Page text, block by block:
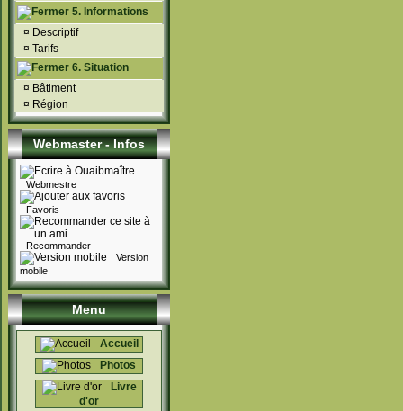
5. Informations
¤ Descriptif
¤ Tarifs
6. Situation
¤ Bâtiment
¤ Région
Webmaster - Infos
Webmestre
Favoris
Recommander
Version
mobile
Menu
Accueil
Photos
Livre
d'or